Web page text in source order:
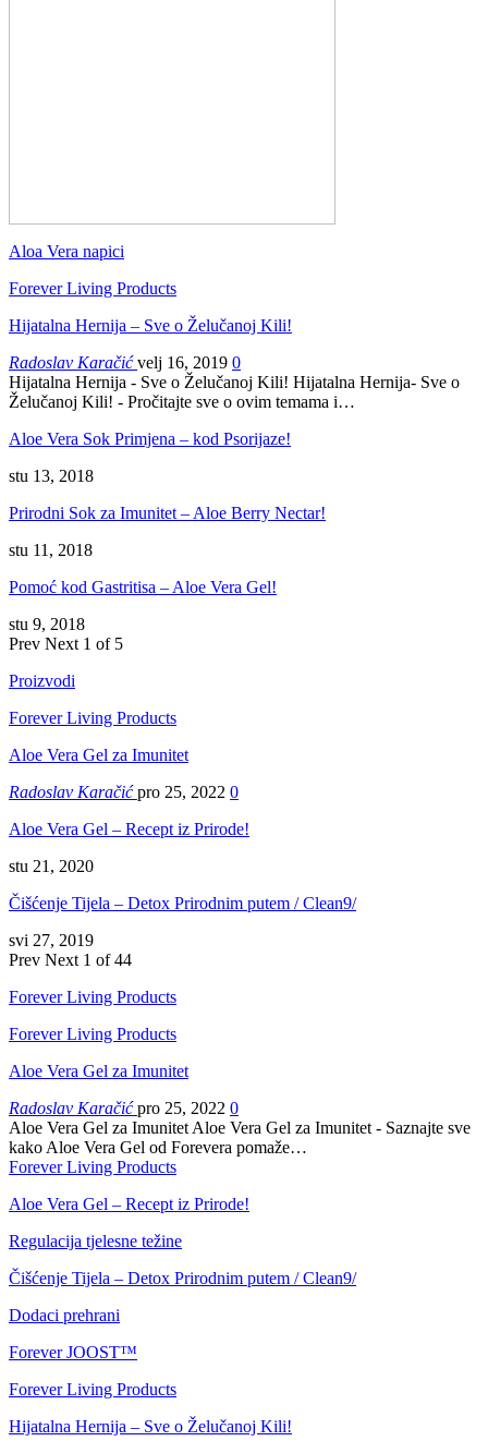
Aloa Vera napici
Forever Living Products
Hijatalna Hernija – Sve o Želučanoj Kili!
Radoslav Karačićvelj 16, 2019 0
Hijatalna Hernija - Sve o Želučanoj Kili! Hijatalna Hernija- Sve o
Želučanoj Kili! - Pročitajte sve o ovim temama i…
Aloe Vera Sok Primjena – kod Psorijaze!
stu 13, 2018
Prirodni Sok za Imunitet – Aloe Berry Nectar!
stu 11, 2018
Pomoć kod Gastritisa – Aloe Vera Gel!
stu 9, 2018
Prev Next 1 of 5
Proizvodi
Forever Living Products
Aloe Vera Gel za Imunitet
Radoslav Karačićpro 25, 2022 0
Aloe Vera Gel – Recept iz Prirode!
stu 21, 2020
Čišćenje Tijela – Detox Prirodnim putem / Clean9/
svi 27, 2019
Prev Next 1 of 44
Forever Living Products
Forever Living Products
Aloe Vera Gel za Imunitet
Radoslav Karačićpro 25, 2022 0
Aloe Vera Gel za Imunitet Aloe Vera Gel za Imunitet - Saznajte sve
kako Aloe Vera Gel od Forevera pomaže…
Forever Living Products
Aloe Vera Gel – Recept iz Prirode!
Regulacija tjelesne težine
Čišćenje Tijela – Detox Prirodnim putem / Clean9/
Dodaci prehrani
Forever JOOST™
Forever Living Products
Hijatalna Hernija – Sve o Želučanoj Kili!